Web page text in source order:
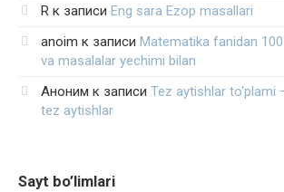
R к записи Eng sara Ezop masallari
anoim к записи Matematika fanidan
va masalalar yechimi bilan
Аноним к записи Tez aytishlar to‘plami
tez aytishlar
Sayt bo’limlari